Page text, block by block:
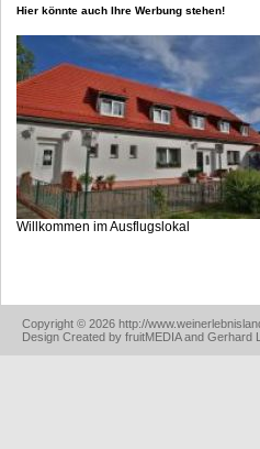
Hier könnte auch Ihre Werbung stehen!
Willkommen im Ausflugslokal
Copyright © 2026 http://
Design Created by fruitMEDIA and Gerhard